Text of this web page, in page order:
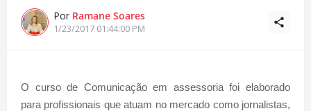
Por Ramane Soares
1/23/2017 01:44:00 PM
O curso de Comunicação em assessoria foi elaborado
para profissionais que atuam no mercado como jornalistas,